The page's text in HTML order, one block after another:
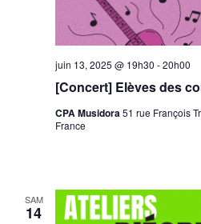
[Concert] Elèves des
juin 13, 2025 @ 19h30 -20h00
CPA Musidora51 rue François
France
SAM
14